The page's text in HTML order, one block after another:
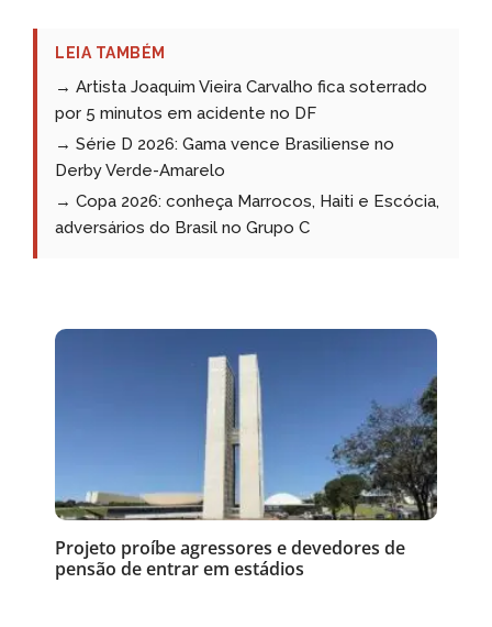
LEIA TAMBÉM
→ Artista Joaquim Vieira Carvalho fica soterrado
por 5 minutos em acidente no DF
→ Série D 2026: Gama vence Brasiliense no
Derby Verde-Amarelo
→ Copa 2026: conheça Marrocos, Haiti e Escócia,
adversários do Brasil no Grupo C
Projeto proíbe agressores e devedores de
pensão de entrar em estádios